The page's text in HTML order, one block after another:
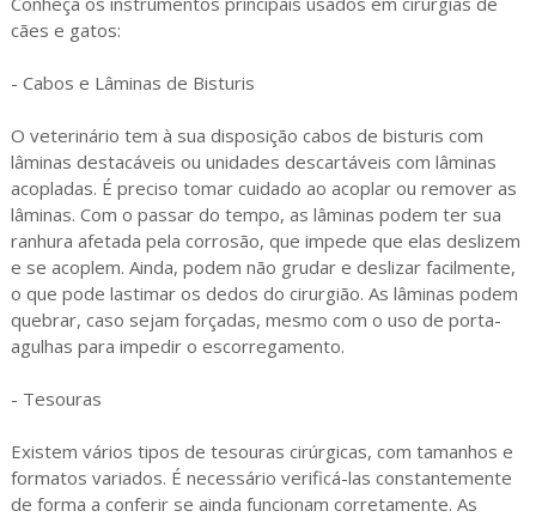
cães e gatos:
- Cabos e Lâminas de Bisturis
O veterinário tem à sua disposição cabos de bisturis com
lâminas destacáveis ou unidades descartáveis com lâminas
acopladas. É preciso tomar cuidado ao acoplar ou remover as
lâminas. Com o passar do tempo, as lâminas podem ter sua
ranhura afetada pela corrosão, que impede que elas deslizem
e se acoplem. Ainda, podem não grudar e deslizar facilmente,
o que pode lastimar os dedos do cirurgião. As lâminas podem
quebrar, caso sejam forçadas, mesmo com o uso de porta-
agulhas para impedir o escorregamento.
- Tesouras
Existem vários tipos de tesouras cirúrgicas, com tamanhos e
formatos variados. É necessário verificá-las constantemente
de forma a conferir se ainda funcionam corretamente. As